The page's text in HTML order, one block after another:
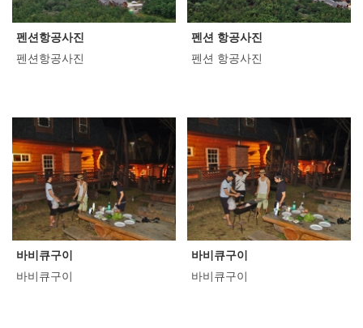
펜션항공사진
펜션항공사진
펜션 항공사진
펜션 항공사진
바비큐구이
바비큐구이
바비큐구이
바비큐구이